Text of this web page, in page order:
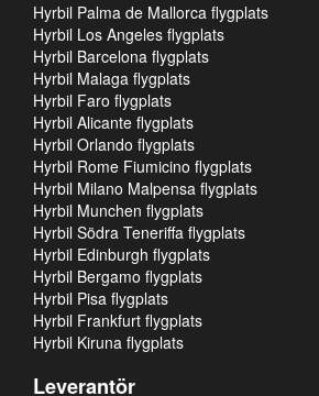
Hyrbil Palma de Mallorca flygplats
Hyrbil Los Angeles flygplats
Hyrbil Barcelona flygplats
Hyrbil Malaga flygplats
Hyrbil Faro flygplats
Hyrbil Alicante flygplats
Hyrbil Orlando flygplats
Hyrbil Rome Fiumicino flygplats
Hyrbil Milano Malpensa flygplats
Hyrbil Munchen flygplats
Hyrbil Södra Teneriffa flygplats
Hyrbil Edinburgh flygplats
Hyrbil Bergamo flygplats
Hyrbil Pisa flygplats
Hyrbil Frankfurt flygplats
Hyrbil Kiruna flygplats
Leverantör